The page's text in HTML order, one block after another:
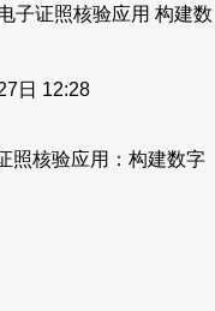
子证照核验应用 构建数
日 12:28
照核验应用：构建数字